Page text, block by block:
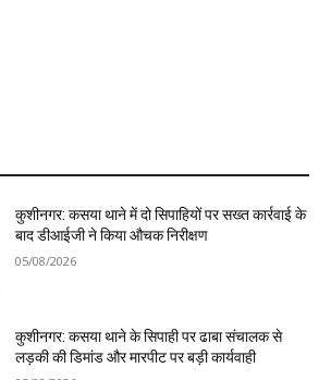
कुशीनगर: कसया थाने में दो सिपाहियों पर सख्त कार्रवाई के
बाद डीआईजी ने किया औचक निरीक्षण
05/08/2026
कुशीनगर: कसया थाने के सिपाही पर ढाबा संचालक से
लड़की की डिमांड और मारपीट पर बड़ी कार्यवाही